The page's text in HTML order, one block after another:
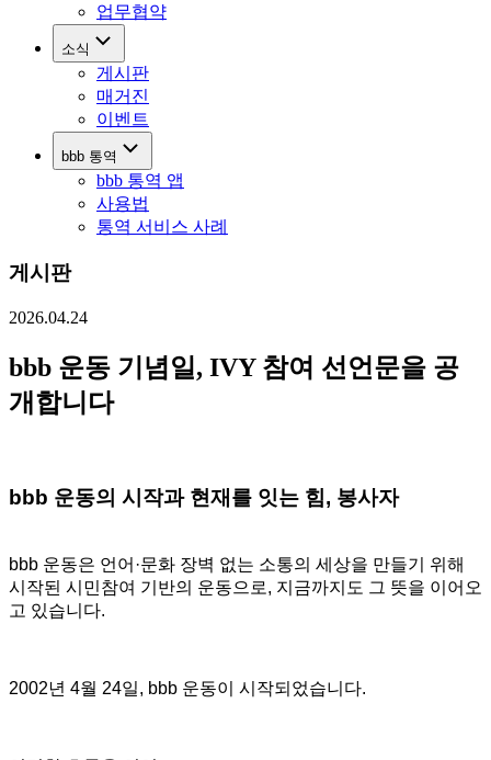
업무협약
소식
게시판
매거진
이벤트
bbb 통역
bbb 통역 앱
사용법
통역 서비스 사례
게시판
2026.04.24
bbb 운동 기념일, IVY 참여 선언문을 공
개합니다
bbb 운동의 시작과 현재를 잇는 힘, 봉사자
bbb 운동은 언어·문화 장벽 없는 소통의 세상을 만들기 위해
시작된 시민참여 기반의 운동으로, 지금까지도 그 뜻을 이어오
고 있습니다.
2002년 4월 24일, bbb 운동이 시작되었습니다.